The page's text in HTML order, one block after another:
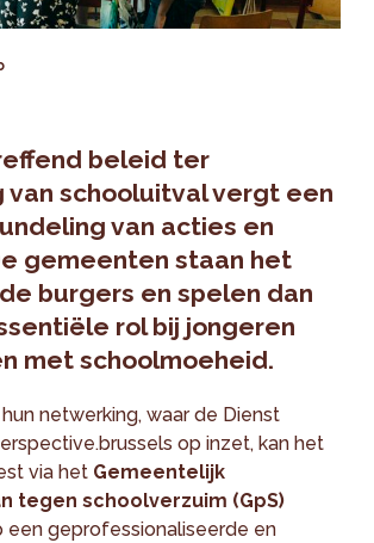
beleid ter
van schooluitval vergt een
van acties en
gemeenten staan het
burgers en spelen dan
rol bij jongeren
met schoolmoeheid.
netwerking, waar de Dienst
op inzet, kan het
via het Gemeentelijk
tegen schoolverzuim (GpS)
een geprofessionaliseerde en